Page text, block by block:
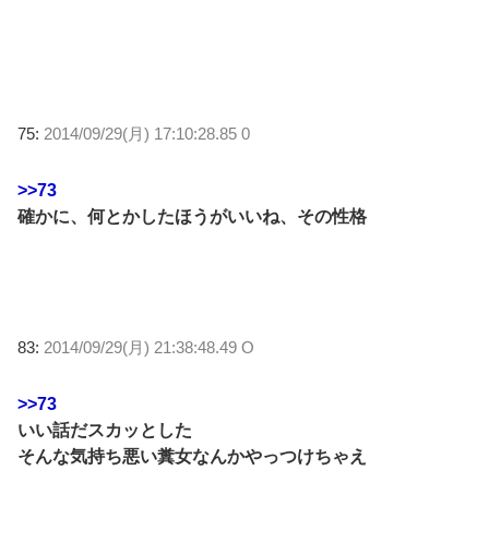
75: 2014/09/29(月) 17:10:28.85 0
>>73
確かに、何とかしたほうがいいね、その性格
83: 2014/09/29(月) 21:38:48.49 O
>>73
いい話だスカッとした
そんな気持ち悪い糞女なんかやっつけちゃえ